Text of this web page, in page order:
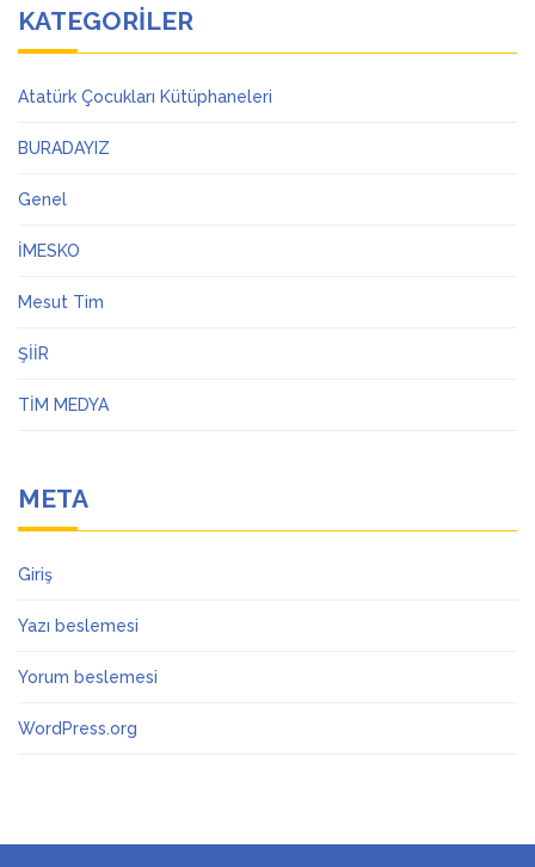
KATEGORILER
Atatürk Çocukları Kütüphaneleri
BURADAYIZ
Genel
İMESKO
Mesut Tim
ŞİİR
TİM MEDYA
META
Giriş
Yazı beslemesi
Yorum beslemesi
WordPress.org